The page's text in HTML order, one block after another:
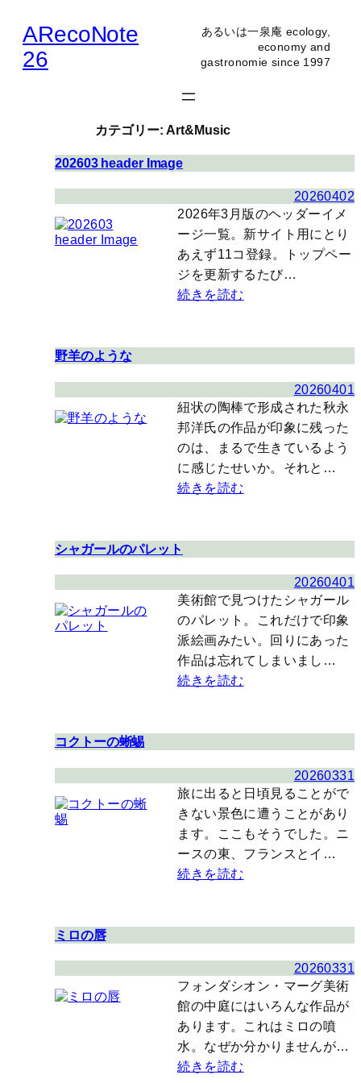
ARecoNote
26
あるいは一泉庵 ecology,
economy and
gastronomie since 1997
カテゴリー:Art&Music
202603 header Image
20260402
2026年3月版のヘッダーイメ
ージ一覧。新サイト用にとり
あえず11コ登録。トップペー
ジを更新するたび…
続きを読む
野羊のような
20260401
紐状の陶棒で形成された秋永
邦洋氏の作品が印象に残った
のは、まるで生きているよう
に感じたせいか。それと…
続きを読む
シャガールのパレット
20260401
美術館で見つけたシャガール
のパレット。これだけで印象
派絵画みたい。回りにあった
作品は忘れてしまいまし…
続きを読む
コクトーの蜥蜴
20260331
旅に出ると日頃見ることがで
きない景色に遭うことがあり
ます。ここもそうでした。ニ
ースの東、フランスとイ…
続きを読む
ミロの唇
20260331
フォンダシオン・マーグ美術
館の中庭にはいろんな作品が
あります。これはミロの噴
水。なぜか分かりませんが…
続きを読む